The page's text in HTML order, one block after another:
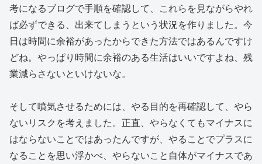
考になるブログで手順を確認して、これらを見ながらやれ
ば必ずできる、出来てしまうという状況を作りました。今
日は時間に余裕があったからできた方法ではあるんですけ
どね。やっぱり時間に余裕のある生活はいいですよね、残
業減らさないといけないな。
そして噴気させるためには、やる目的を再確認して、やら
ないリスクを考えました。正直、やらなくてもマイナスに
はならないことではあったんですが、やることでプラスに
なることを思い浮かべ、やらないこと自体がマイナスであ